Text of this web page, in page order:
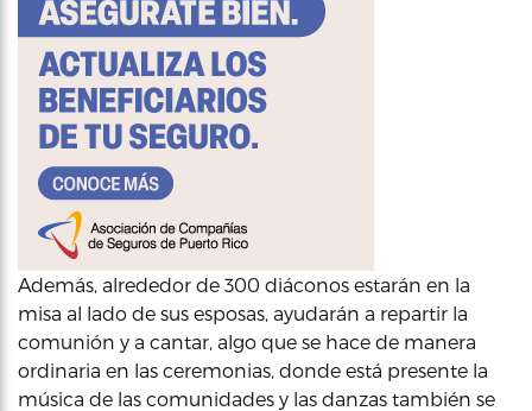
Además, alrededor de 300 diáconos estarán en la
misa al lado de sus esposas, ayudarán a repartir la
comunión y a cantar, algo que se hace de manera
ordinaria en las ceremonias, donde está presente la
música de las comunidades y las danzas también se